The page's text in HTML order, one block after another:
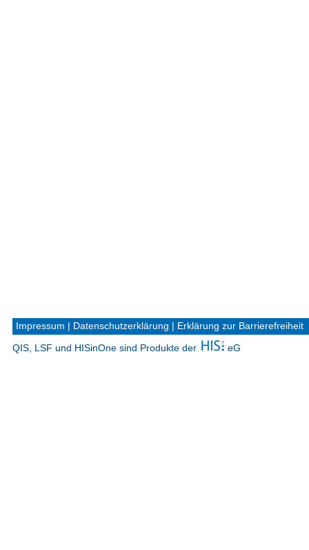
Impressum Datenschutzerklärung Erklärung zur Barrierefreiheit
QIS, LSF und HISinOne sind Produkte der eG